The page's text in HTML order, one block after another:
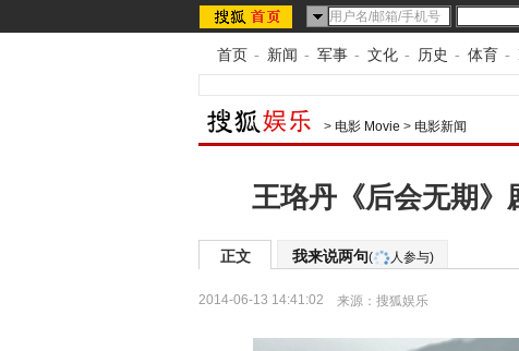
首页 - 新闻 - 军事 - 文化 - 历史 - 体育 -
> 电影 Movie > 电影新闻
王珞丹《后会无期》
正文 我来说两句( 人参与)
2014-06-13 14:41:02 来源： 搜狐娱乐